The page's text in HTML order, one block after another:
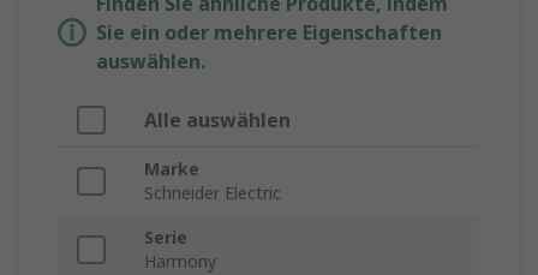
Sie ein oder mehrere Eigenschaften
auswählen.
Alle auswählen
Marke
Schneider Electric
Serie
Harmony